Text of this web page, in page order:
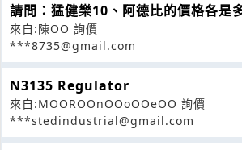
請問：猛健樂10、阿德比的價格各是
來自:陳OO 詢價
***8735@gmail.com
N3135 Regulator
來自:MOOROOnOOoOOeOO 詢價
***stedindustrial@gmail.com